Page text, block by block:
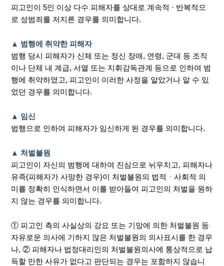
피고인이 5인 이상 다수 피해자를 상대로 계속적 · 반복적으
로 성범죄를 저지른 경우를 의미합니다.
▲ 범행에 취약한 피해자
범행 당시 피해자가 신체 또는 정신 장애, 연령, 군대 등 조직
이나 단체 내 계급, 서열 또는 지휘감독관계 등으로 인하여 범
행에 취약하였고, 피고인이 이러한 사정을 알았거나 알 수 있
었던 경우를 의미합니다.
▲ 임신
범행으로 인하여 피해자가 임신하게 된 경우를 의미합니다.
▲ 처벌불원
피고인이 자신의 범행에 대하여 진심으로 뉘우치고, 피해자나
유족(피해자가 사망한 경우)이 처벌불원의 법적ㆍ사회적 의
미를 정확히 인식하면서 이를 받아들여 피고인의 처벌을 원하
지 않는 경우를 의미합니다.
① 피고인 측의 사실상의 강요 또는 기망에 의한 처벌불원 등
자유로운 의사에 기하지 않은 처벌불원의 의사표시를 한 경우
나, ② 피해자나 법정대리인의 처벌불원의사에 통상적으로 납
득할 만한 사유가 없다고 판단되는 경우는 포함하지 않습니